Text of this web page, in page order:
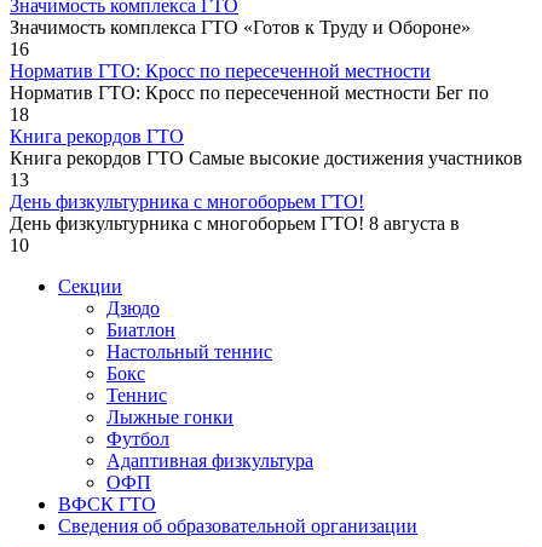
Значимость комплекса ГТО
Значимость комплекса ГТО «Готов к Труду и Обороне»
16
Норматив ГТО: Кросс по пересеченной местности
Норматив ГТО: Кросс по пересеченной местности Бег по
18
Книга рекордов ГТО
Книга рекордов ГТО Самые высокие достижения участников
13
День физкультурника с многоборьем ГТО!
День физкультурника с многоборьем ГТО! 8 августа в
10
Секции
Дзюдо
Биатлон
Настольный теннис
Бокс
Теннис
Лыжные гонки
Футбол
Адаптивная физкультура
ОФП
ВФСК ГТО
Сведения об образовательной организации